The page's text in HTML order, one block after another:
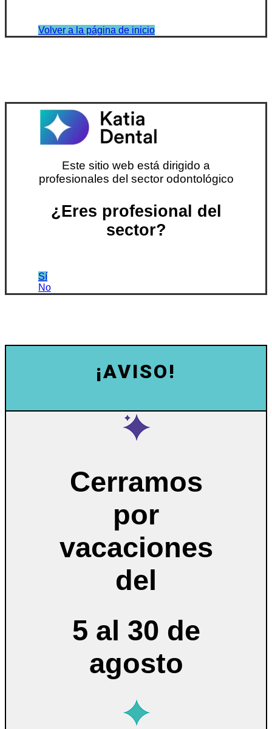
Volver a la página de inicio
Este sitio web está dirigido a
profesionales del sector odontológico
¿Eres profesional del
sector?
Sí
No
¡AVISO!
Cerramos
por
vacaciones
del
5 al 30 de
agosto